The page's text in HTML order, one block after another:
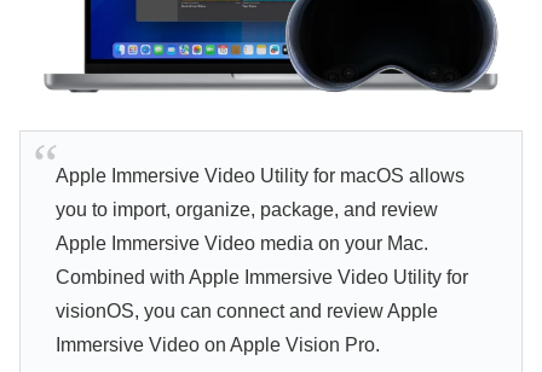
Apple Immersive Video Utility for macOS allows
you to import, organize, package, and review
Apple Immersive Video media on your Mac.
Combined with Apple Immersive Video Utility for
visionOS, you can connect and review Apple
Immersive Video on Apple Vision Pro.